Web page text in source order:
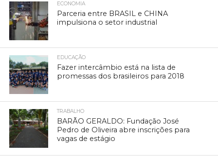
ECONOMIA
Parceria entre BRASIL e CHINA
impulsiona o setor industrial
EDUCAÇÃO
Fazer intercâmbio está na lista de
promessas dos brasileiros para 2018
TRABALHO
BARÃO GERALDO: Fundação José
Pedro de Oliveira abre inscrições para
vagas de estágio